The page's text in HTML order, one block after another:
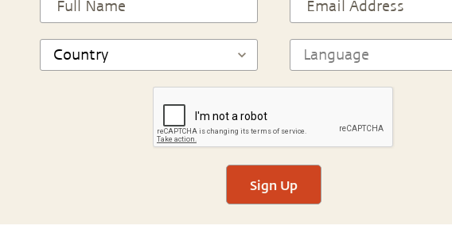
Sign Up